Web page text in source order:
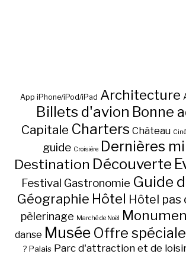
App iPhone/iPod/iPad Architecture
Billets d'avion Bonne
Capitale Charters Château
guide Croisière Dernières
Destination Découverte
Festival Gastronomie Guide
Géographie Hôtel Hôtel pas
pèlerinage Marché de Noël
danse Musée Offre spéciale
? Palais Parc d'attraction et de